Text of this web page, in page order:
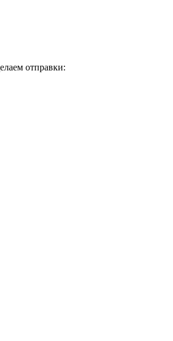
отправки: